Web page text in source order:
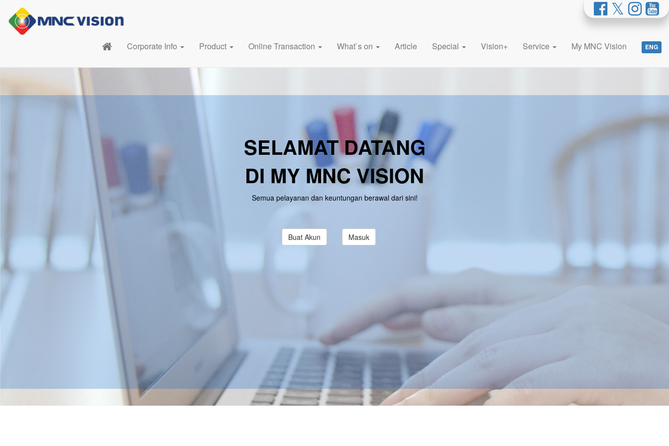
Corporate Info Product Online Transaction What`s on Article Special Vision+ Service My MNC Vision ENG
SELAMAT DATANG
DI MY MNC VISION
Semua pelayanan dan keuntungan berawal dari sini!
Buat Akun Masuk